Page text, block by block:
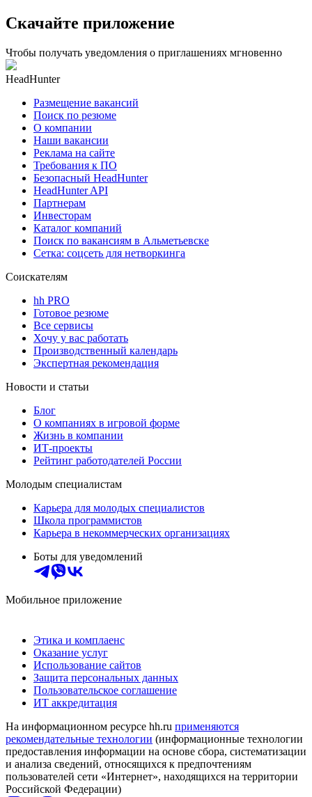
Скачайте приложение
Чтобы получать уведомления о приглашениях мгновенно
HeadHunter
Размещение вакансий
Поиск по резюме
О компании
Наши вакансии
Реклама на сайте
Требования к ПО
Безопасный HeadHunter
HeadHunter API
Партнерам
Инвесторам
Каталог компаний
Поиск по вакансиям в Альметьевске
Сетка: соцсеть для нетворкинга
Соискателям
hh PRO
Готовое резюме
Все сервисы
Хочу у вас работать
Производственный календарь
Экспертная рекомендация
Новости и статьи
Блог
О компаниях в игровой форме
Жизнь в компании
ИТ-проекты
Рейтинг работодателей России
Молодым специалистам
Карьера для молодых специалистов
Школа программистов
Карьера в некоммерческих организациях
Боты для уведомлений
Мобильное приложение
Этика и комплаенс
Оказание услуг
Использование сайтов
Защита персональных данных
Пользовательское соглашение
ИТ аккредитация
На информационном ресурсе hh.ru применяются
рекомендательные технологии (информационные технологии
предоставления информации на основе сбора, систематизации
и анализа сведений, относящихся к предпочтениям
пользователей сети «Интернет», находящихся на территории
Российской Федерации)